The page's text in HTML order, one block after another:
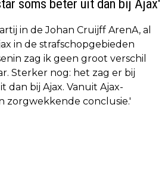
soms beter uit dan bij Ajax'
in de Johan Cruijff ArenA, al
in de strafschopgebieden
zag ik geen groot verschil
Sterker nog: het zag er bij
dan bij Ajax. Vanuit Ajax-
zorgwekkende conclusie.'